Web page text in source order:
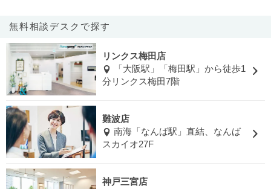
無料相談デスクで探す
リンクス梅田店
「大阪駅」「梅田駅」から徒歩1
分リンクス梅田7階
難波店
南海「なんば駅」直結、なんば
スカイオ27F
神戸三宮店